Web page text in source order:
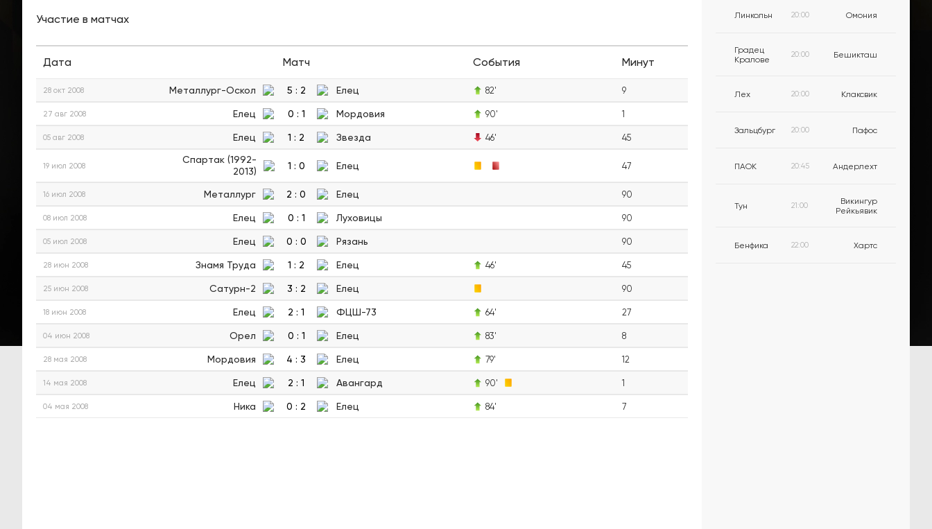
Участие в матчах
Дата Матч События Минут
28 окт 2008 Металлург-Оскол 5 : 2 Елец 82' 9
27 авг 2008 Елец 0 : 1 Мордовия 90' 1
05 авг 2008 Елец 1 : 2 Звезда 46' 45
19 июл 2008
Спартак (1992-
2013)
1 : 0 Елец 47
16 июл 2008 Металлург 2 : 0 Елец 90
08 июл 2008 Елец 0 : 1 Луховицы 90
05 июл 2008 Елец 0 : 0 Рязань 90
28 июн 2008 Знамя Труда 1 : 2 Елец 46' 45
25 июн 2008 Сатурн-2 3 : 2 Елец 90
18 июн 2008 Елец 2 : 1 ФЦШ-73 64' 27
04 июн 2008 Орел 0 : 1 Елец 83' 8
28 мая 2008 Мордовия 4 : 3 Елец 79' 12
14 мая 2008 Елец 2 : 1 Авангард 90' 1
04 мая 2008 Ника 0 : 2 Елец 84' 7
Линкольн 20:00 Омония
Градец
Кралове
20:00 Бешикташ
Лех 20:00 Клаксвик
Зальцбург 20:00 Пафос
ПАОК 20:45 Андерлехт
Тун 21:00
Викингур
Рейкьявик
Бенфика 22:00 Хартс